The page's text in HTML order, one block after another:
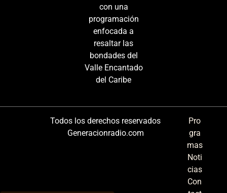
con una
programación
enfocada a
resaltar las
bondades del
Valle Encantado
del Caribe
Todos los derechos reservados
Generacionradio.com
Pro
gra
mas
Noti
cias
Con